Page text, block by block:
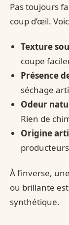
Pas toujours
coup d’œil.
Texture
coupe
Présence
séchage
Odeur
Rien de
Origine
À l’inverse,
ou brillante
synthétique.